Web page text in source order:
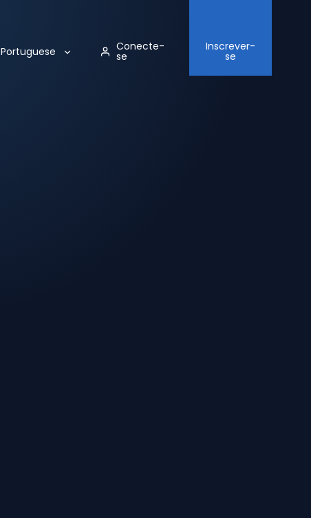
Portuguese Conecte-
se
Inscrever-
se